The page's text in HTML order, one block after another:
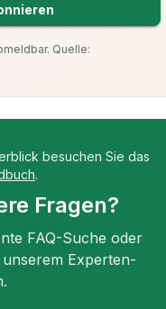
Quelle:
besuchen Sie das
.
Fragen?
FAQ-Suche oder
Experten-